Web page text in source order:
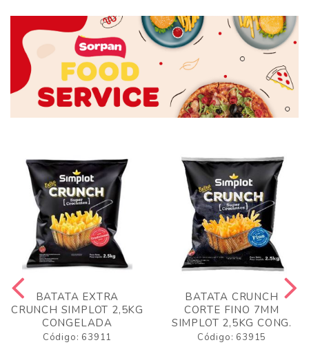
BATATA EXTRA
CRUNCH SIMPLOT 2,5KG
CONGELADA
Código: 63911
BATATA CRUNCH
CORTE FINO 7MM
SIMPLOT 2,5KG CONG.
Código: 63915